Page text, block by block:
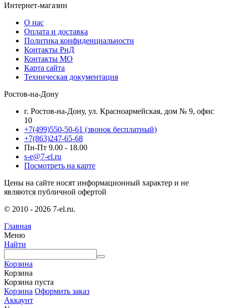
Интернет-магазин
О нас
Оплата и доставка
Политика конфиденциальности
Контакты РнД
Контакты МО
Карта сайта
Техническая документация
Ростов-на-Дону
г. Ростов-на-Дону, ул. Красноармейская, дом № 9, офис
10
+7(499)550-50-61 (звонок бесплатный)
+7(863)247-65-68
Пн-Пт 9.00 - 18.00
s-e@7-el.ru
Посмотреть на карте
Цены на сайте носят информационный характер и не
являются публичной офертой
© 2010 - 2026 7-el.ru.
Главная
Меню
Найти
Корзина
Корзина
Корзина пуста
Корзина Оформить заказ
Аккаунт